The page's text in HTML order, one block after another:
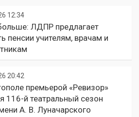
12:34
ЛДПР предлагает
пенсии учителям, врачам и
20:42
премьерой «Ревизор»
116-й театральный сезон
А. В. Луначарского